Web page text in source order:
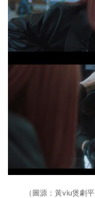
（圖源：黃viu煲劇